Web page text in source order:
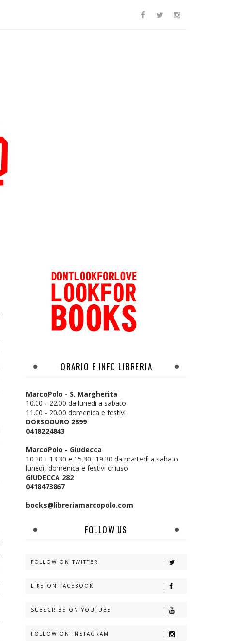
ORARIO E INFO LIBRERIA
MarcoPolo - S. Margherita
10.00 - 22.00 da lunedì a sabato
11.00 - 20.00 domenica e festivi
DORSODURO 2899
0418224843
MarcoPolo - Giudecca
10.30 - 13.30 e 15.30 -19.30 da martedì a sabato
lunedì, domenica e festivi chiuso
GIUDECCA 282
0418473867
books@libreriamarcopolo.com
FOLLOW US
FOLLOW ON TWITTER
LIKE ON FACEBOOK
SUBSCRIBE ON YOUTUBE
FOLLOW ON INSTAGRAM